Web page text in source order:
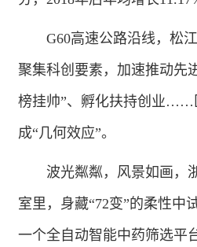
G60高速公路沿线，松江
聚集科创要素，加速推动先
榜挂帅”、孵化扶持创业……
成“几何效应”。
波光粼粼，风景如画，
室里，身藏“72变”的柔性中
一个全自动智能中药筛选平